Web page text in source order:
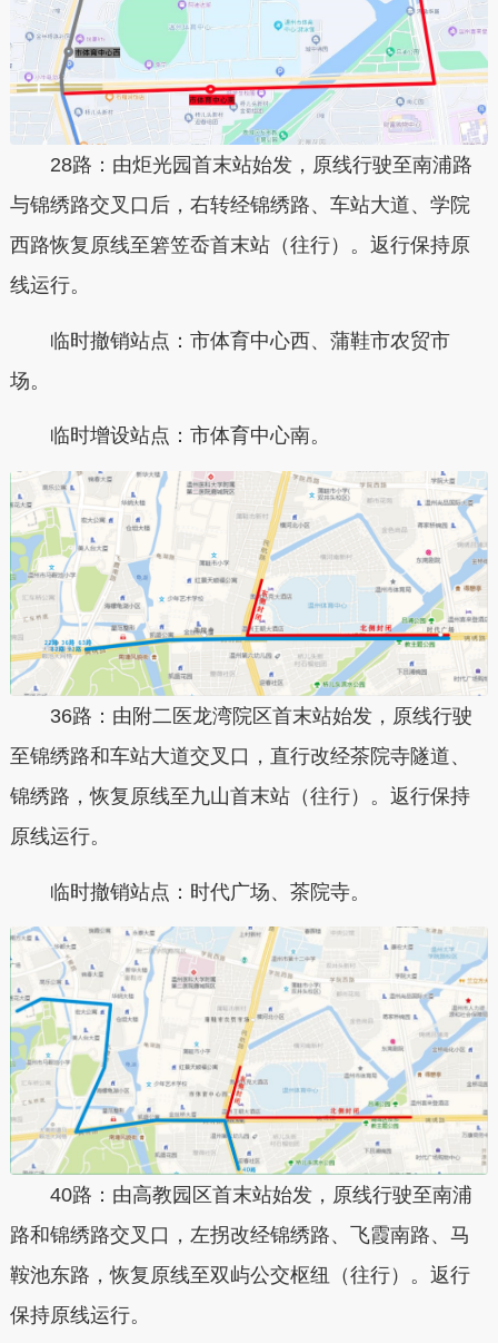
28路：由炬光园首末站始发，原线行驶至南浦路
与锦绣路交叉口后，右转经锦绣路、车站大道、学院
西路恢复原线至箬笠岙首末站（往行）。返行保持原
线运行。
临时撤销站点：市体育中心西、蒲鞋市农贸市
场。
临时增设站点：市体育中心南。
36路：由附二医龙湾院区首末站始发，原线行驶
至锦绣路和车站大道交叉口，直行改经茶院寺隧道、
锦绣路，恢复原线至九山首末站（往行）。返行保持
原线运行。
临时撤销站点：时代广场、茶院寺。
40路：由高教园区首末站始发，原线行驶至南浦
路和锦绣路交叉口，左拐改经锦绣路、飞霞南路、马
鞍池东路，恢复原线至双屿公交枢纽（往行）。返行
保持原线运行。